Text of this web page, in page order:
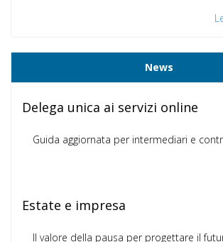
News
Delega unica ai servizi online
Guida aggiornata per intermediari e
Estate e impresa
Il valore della pausa per progettare il